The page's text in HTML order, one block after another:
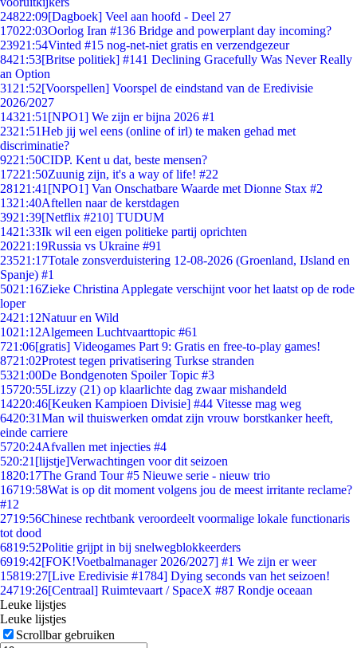
24822:09[Dagboek] Veel aan hoofd - Deel 27
17022:03Oorlog Iran #136 Bridge and powerplant day incoming?
23921:54Vinted #15 nog-net-niet gratis en verzendgezeur
8421:53[Britse politiek] #141 Declining Gracefully Was Never Really
an Option
31 21:52[Voorspellen] Voorspel de eindstand van de Eredivisie
2026/2027
14321:51 [NPO1] We zijn er bijna 2026 #1
2321:51Heb jij wel eens (online of irl) te maken gehad met
discriminatie?
9221:50CIDP. Kent u dat, beste mensen?
17221:50Zuunig zijn, it's a way of life! #22
281 21:41 [NPO1] Van Onschatbare Waarde met Dionne Stax #2
1321:40Aftellen naar de kerstdagen
3921:39[Netflix #210] TUDUM
1421:33Ik wil een eigen politieke partij oprichten
20221:19Russia vs Ukraine #91
23521:17Totale zonsverduistering 12-08-2026 (Groenland, IJsland en
Spanje) #1
5021:16Zieke Christina Applegate verschijnt voor het laatst op de rode
loper
2421:12Natuur en Wild
1021:12Algemeen Luchtvaarttopic #61
721:06[gratis] Videogames Part 9: Gratis en free-to-play games!
8721:02Protest tegen privatisering Turkse stranden
5321:00De Bondgenoten Spoiler Topic #3
15720:55Lizzy (21) op klaarlichte dag zwaar mishandeld
14220:46[Keuken Kampioen Divisie] #44 Vitesse mag weg
6420:31Man wil thuiswerken omdat zijn vrouw borstkanker heeft,
einde carriere
5720:24Afvallen met injecties #4
520:21 [lijstje]Verwachtingen voor dit seizoen
1820:17The Grand Tour #5 Nieuwe serie - nieuw trio
16719:58Wat is op dit moment volgens jou de meest irritante reclame?
#12
2719:56Chinese rechtbank veroordeelt voormalige lokale functionaris
tot dood
6819:52Politie grijpt in bij snelwegblokkeerders
6919:42[FOK!Voetbalmanager 2026/2027] #1 We zijn er weer
15819:27[Live Eredivisie #1784] Dying seconds van het seizoen!
24719:26[Centraal] Ruimtevaart / SpaceX #87 Rondje oceaan
Leuke lijstjes
Leuke lijstjes
Scrollbar gebruiken